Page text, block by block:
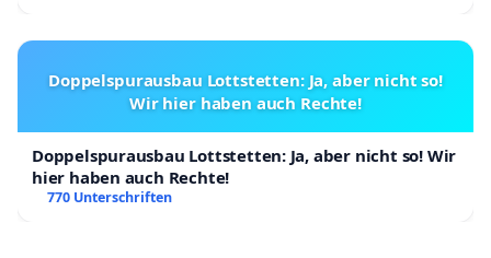
Doppelspurausbau Lottstetten: Ja, aber nicht so!
Wir hier haben auch Rechte!
Doppelspurausbau Lottstetten: Ja, aber nicht so! Wir
hier haben auch Rechte!
770 Unterschriften